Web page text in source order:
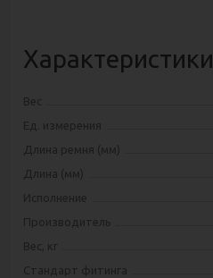
Характеристики
Вес
Ед. измерения
Длина ремня (мм)
Длина (мм)
Исполнение
Производитель
Вес, кг
Стандарт фитинга